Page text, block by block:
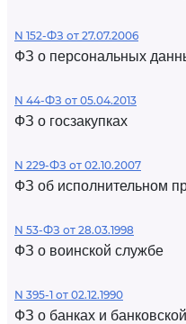
N 152-ФЗ от 27.07.2006
ФЗ о персональных
N 44-ФЗ от 05.04.2013
ФЗ о госзакупках
N 229-ФЗ от 02.10.2007
ФЗ об исполнительном
N 53-ФЗ от 28.03.1998
ФЗ о воинской службе
N 395-1 от 02.12.1990
ФЗ о банках и